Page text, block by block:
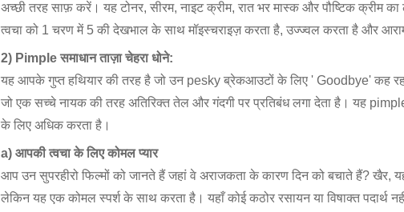
अच्छी तरह साफ़ करें। यह टोनर, सीरम, नाइट क्रीम, रात भर मास्क और पौष्टिक क्रीम का
त्वचा को 1 चरण में 5 की देखभाल के साथ मॉइस्चराइज़ करता है, उज्ज्वल करता है और
2) Pimple समाधान ताज़ा चेहरा धोने:
यह आपके गुप्त हथियार की तरह है जो उन pesky ब्रेकआउटों के लिए ' Goodbye' कह
जो एक सच्चे नायक की तरह अतिरिक्त तेल और गंदगी पर प्रतिबंध लगा देता है। यह
के लिए अधिक करता है।
a) आपकी त्वचा के लिए कोमल प्यार
आप उन सुपरहीरो फिल्मों को जानते हैं जहां वे अराजकता के कारण दिन को बचाते हैं?
लेकिन यह एक कोमल स्पर्श के साथ करता है। यहाँ कोई कठोर रसायन या विषाक्त पदार्थ